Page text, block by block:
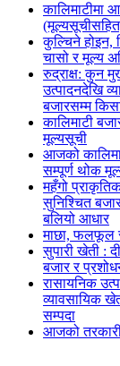
कालिमाटीमा
कुल्चिने होइन,
चासो र मूल्य
रुद्राक्ष: कुन
उत्पादनदेखि
बजारसम्म
कालिमाटी
मूल्यसूची
आजको
सम्पूर्ण थोक
महँगो
सुनिश्चित
बलियो आधार
माछा, फलफूल
सुपारी खेती :
बजार र
रासायनिक
व्यावसायिक
सम्पदा
आजको